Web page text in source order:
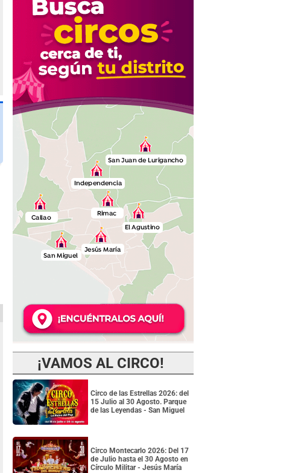
¡VAMOS AL CIRCO!
Circo de las Estrellas 2026: del
15 Julio al 30 Agosto. Parque
de las Leyendas - San Miguel
Circo Montecarlo 2026: Del 17
de Julio hasta el 30 Agosto en
Círculo Militar - Jesús María